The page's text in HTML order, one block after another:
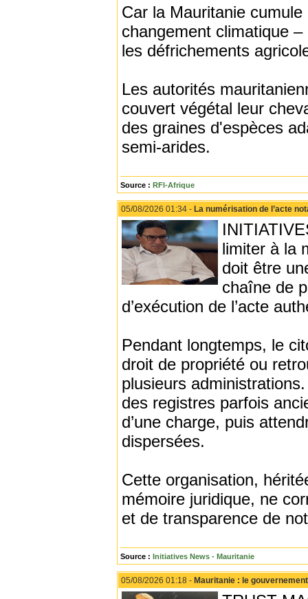
Car la Mauritanie
changement climatique
les défrichements
Les autorités
couvert végétal leur
des graines d'espèces
semi-arides.
Source : RFI-Afrique
05/08/2026 01:34 - La numérisation de l’acte
limiter à la
doit être
chaîne de
d’exécution de l’acte
Pendant longtemps, le
droit de propriété ou
plusieurs
des registres parfois
d’une charge, puis
dispersées.
Cette organisation,
mémoire juridique, ne
et de transparence de
Source : Initiatives News - Mauritanie
05/08/2026 01:18 - Mauritanie : le